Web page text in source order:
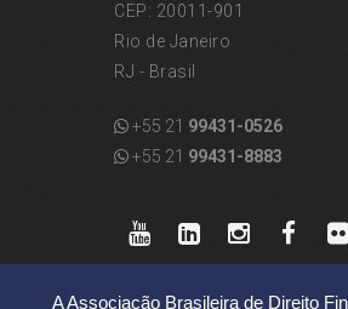
A Associação Brasileira de Direito
CEP: 20011-901
Rio de Janeiro
RJ - Brasil
+55 21 99431-0526
+55 21 99431-8883